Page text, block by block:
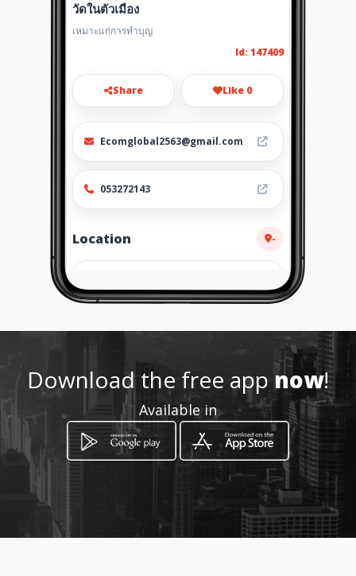
วัดในตัวเมือง
เหมาะแก่การทำบุญ
Id: 147409
Share Like 0
Ecomglobal2563@gmail.com
053272143
Location -
How to get
799/102 ชม.3029 ตำบลป่าแดด อำเภอ
เมืองเชียงใหม่
Download the free appnow!
Available in